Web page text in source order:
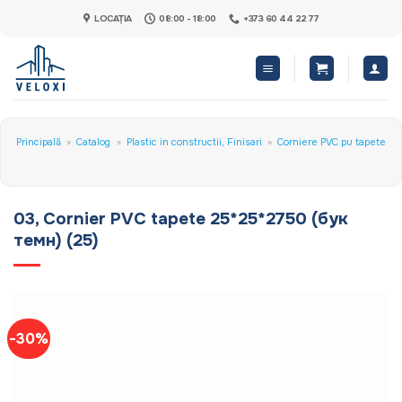
content
LOCAȚIA 08:00 - 18:00 +373 60 44 22 77
Principală » Catalog » Plastic in constructii, Finisari » Corniere PVC pu tapete
03, Cornier PVC tapete 25*25*2750 (бук
темн) (25)
-30%